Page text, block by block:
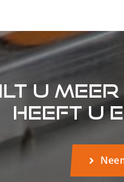
u
heeft u